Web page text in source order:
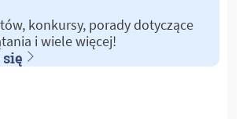
konkursy, porady dotyczące
i wiele więcej!